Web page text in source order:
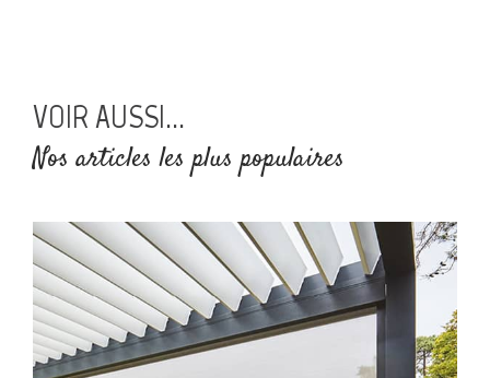
VOIR AUSSI...
Nos articles les plus populaires